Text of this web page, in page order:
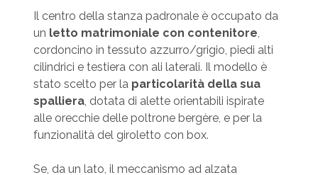
Il centro della stanza padronale è occupato da
un letto matrimoniale con contenitore,
cordoncino in tessuto azzurro/grigio, piedi alti
cilindrici e testiera con ali laterali. Il modello è
stato scelto per la particolarità della sua
spalliera, dotata di alette orientabili ispirate
alle orecchie delle poltrone bergère, e per la
funzionalità del giroletto con box.
Se, da un lato, il meccanismo ad alzata